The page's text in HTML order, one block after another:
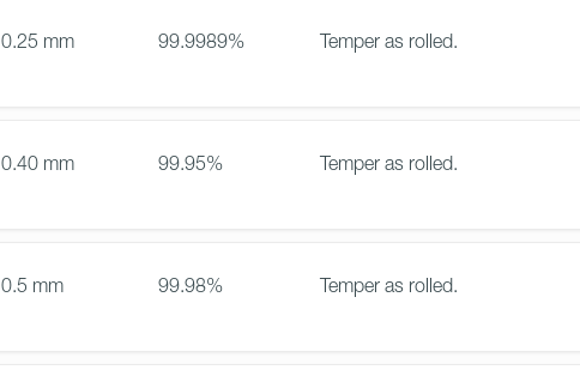
0.25 mm 99.9989% Temper as rolled.
0.40 mm 99.95% Temper as rolled.
0.5 mm 99.98% Temper as rolled.